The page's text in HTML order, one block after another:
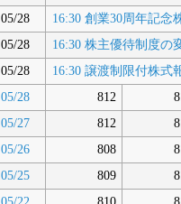
05/28
16:30 創業30周年記念
05/28
16:30 株主優待制度の
05/28
16:30 譲渡制限付株式
05/28
812
05/27
812
05/26
808
05/25
809
05/22
810